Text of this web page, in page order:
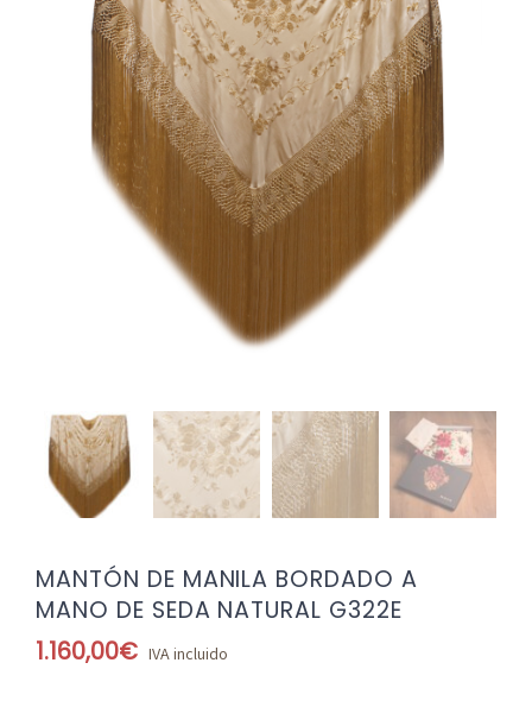
MANTÓN DE MANILA BORDADO A
MANO DE SEDA NATURAL G322E
1.160,00€ IVA incluido